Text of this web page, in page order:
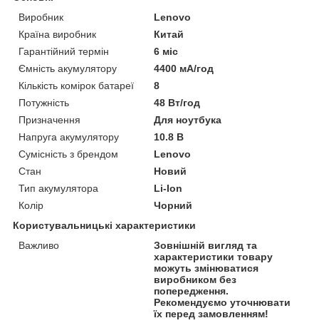
Виробник
Lenovo
Країна виробник
Китай
Гарантійний термін
6 міс
Ємність акумулятору
4400 мА/год
Кількість комірок батареї
8
Потужність
48 Вт/год
Призначення
Для ноутбука
Напруга акумулятору
10.8 В
Сумісність з брендом
Lenovo
Стан
Новий
Тип акумулятора
Li-Ion
Колір
Чорний
Користувальницькі характеристики
Важливо
Зовнішній вигляд та
характеристики товару
можуть змінюватися
виробником без
попередження.
Рекомендуємо уточнювати
їх перед замовленням!